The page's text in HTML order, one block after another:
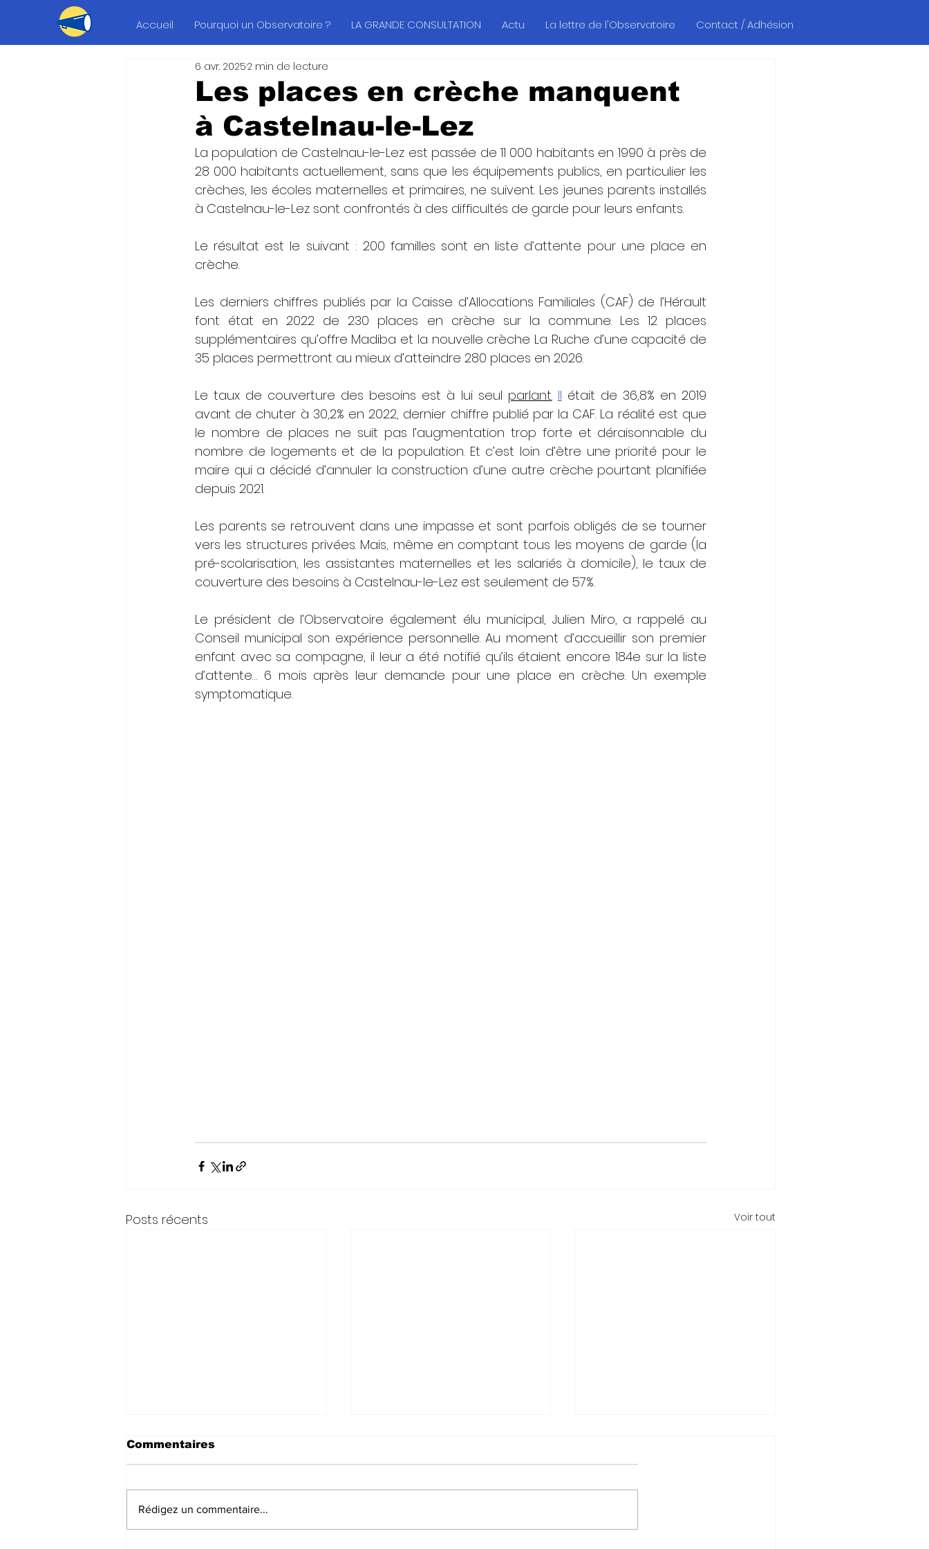
Accueil Pourquoi un Observatoire ? LA GRANDE CONSULTATION Actu La lettre de l'Observatoire Contact / Adhésion
Les places en crèche manquent
à Castelnau-le-Lez
6 avr. 20252 min de lecture
La population de Castelnau-le-Lez est passée de 11 000 habitants en 1990 à près de
28 000 habitants actuellement, sans que les équipements publics, en particulier les
crèches, les écoles maternelles et primaires, ne suivent. Les jeunes parents installés
à Castelnau-le-Lez sont confrontés à des difficultés de garde pour leurs enfants.
Le résultat est le suivant : 200 familles sont en liste d’attente pour une place en
crèche.
Les derniers chiffres publiés par la Caisse d’Allocations Familiales (CAF) de l’Hérault
font état en 2022 de 230 places en crèche sur la commune. Les 12 places
supplémentaires qu’offre Madiba et la nouvelle crèche La Ruche d’une capacité de
35 places permettront au mieux d’atteindre 280 places en 2026.
Le taux de couverture des besoins est à lui seul parlant. Il était de 36,8% en 2019
avant de chuter à 30,2% en 2022, dernier chiffre publié par la CAF. La réalité est que
le nombre de places ne suit pas l’augmentation trop forte et déraisonnable du
nombre de logements et de la population. Et c’est loin d’être une priorité pour le
maire qui a décidé d’annuler la construction d’une autre crèche pourtant planifiée
depuis 2021.
Les parents se retrouvent dans une impasse et sont parfois obligés de se tourner
vers les structures privées. Mais, même en comptant tous les moyens de garde (la
pré-scolarisation, les assistantes maternelles et les salariés à domicile), le taux de
couverture des besoins à Castelnau-le-Lez est seulement de 57%.
Le président de l’Observatoire également élu municipal, Julien Miro, a rappelé au
Conseil municipal son expérience personnelle. Au moment d’accueillir son premier
enfant avec sa compagne, il leur a été notifié qu’ils étaient encore 184e sur la liste
d’attente… 6 mois après leur demande pour une place en crèche. Un exemple
symptomatique.
Posts récents Voir tout
Commentaires
Rédigez un commentaire...